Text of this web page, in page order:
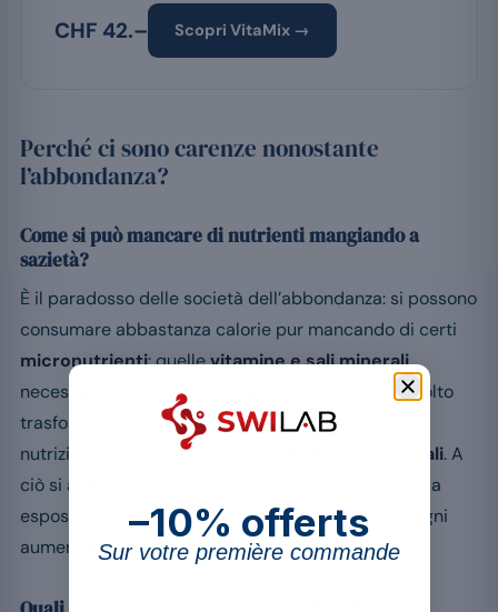
CHF 42.– Scopri VitaMix →
Perché ci sono carenze nonostante
l’abbondanza?
Come si può mancare di nutrienti mangiando a
sazietà?
È il paradosso delle società dell’abbondanza: si possono
consumare abbastanza calorie pur mancando di certi
micronutrienti: quellevitamine e sali minerali
necessari in piccole quantità. Un’alimentazione molto
trasformata apporta energia ma poca densità
nutrizionale, terreno propizio a
carenze nutrizionali. A
ciò si aggiungono fattori legati allo stile di vita: poca
esposizione al sole, fumo, alcuni medicinali, o bisogni
aumentati in certi periodi della vita.
–10% offerts
Sur votre première commande